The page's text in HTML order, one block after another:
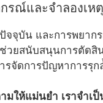
รณ์และจำลองเห
จุบัน และการพยาก
วยสนับสนุนการตัดสิ
รจัดการปัญหาการรุ
มให้แม่นยำ เราจำเ